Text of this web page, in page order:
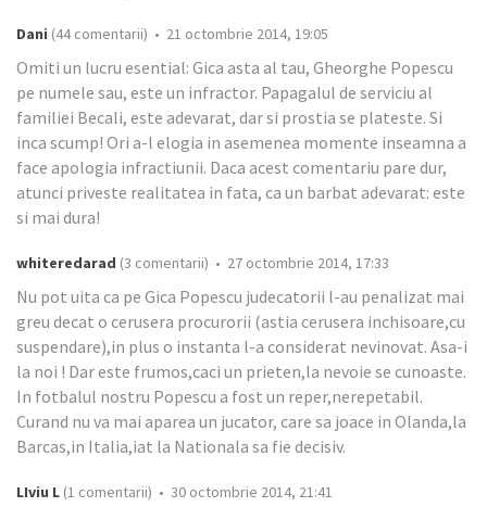
Dani (44 comentarii) • 21 octombrie 2014, 19:05
Omiti un lucru esential: Gica asta al tau, Gheorghe Popescu
pe numele sau, este un infractor. Papagalul de serviciu al
familiei Becali, este adevarat, dar si prostia se plateste. Si
inca scump! Ori a-l elogia in asemenea momente inseamna a
face apologia infractiunii. Daca acest comentariu pare dur,
atunci priveste realitatea in fata, ca un barbat adevarat: este
si mai dura!
whiteredarad (3 comentarii) • 27 octombrie 2014, 17:33
Nu pot uita ca pe Gica Popescu judecatorii l-au penalizat mai
greu decat o cerusera procurorii (astia cerusera inchisoare,cu
suspendare),in plus o instanta l-a considerat nevinovat. Asa-i
la noi ! Dar este frumos,caci un prieten,la nevoie se cunoaste.
In fotbalul nostru Popescu a fost un reper,nerepetabil.
Curand nu va mai aparea un jucator, care sa joace in Olanda,la
Barcas,in Italia,iat la Nationala sa fie decisiv.
LIviu L (1 comentarii) • 30 octombrie 2014, 21:41